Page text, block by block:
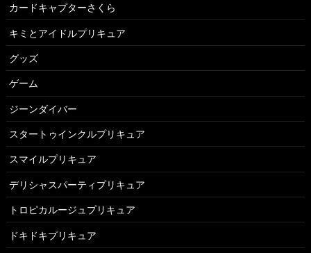
カードキャプターさくら
キミとアイドルプリキュア
グッズ
ゲーム
ジーンダイバー
スタートゥインクルプリキュア
スマイルプリキュア
デリシャスパーティプリキュア
トロピカルージュプリキュア
ドキドキプリキュア